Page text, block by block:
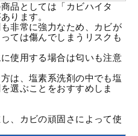
品としては「 カビハイタ
ります。
非常に強力なため、カビが
ては傷んでしまうリスクも
使用する場合は匂いも注意
は、塩素系洗剤の中でも塩
選ぶことをおすすめしま
、カビの頑固さによって使